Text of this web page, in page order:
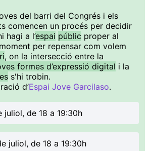
del barri del Congrés i els
comencen un procés per decidir
hagi a l’espai públic proper al
per repensar com volem
, on la intersecció entre la
formes d’expressió digital i la
s'hi trobin.
d’Espai Jove Garcilaso.
juliol, de 18 a 19:30h
juliol, de 18 a 19:30h